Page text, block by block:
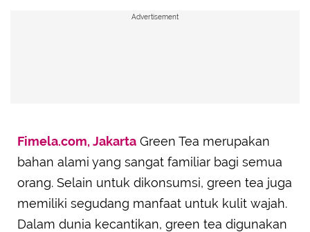
Advertisement
Fimela.com, Jakarta Green Tea merupakan
bahan alami yang sangat familiar bagi semua
orang. Selain untuk dikonsumsi, green tea juga
memiliki segudang manfaat untuk kulit wajah.
Dalam dunia kecantikan, green tea digunakan